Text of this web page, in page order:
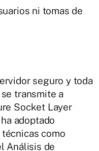
ni tomas de
seguro y toda
transmite a
Socket Layer
adoptado
como
Análisis de